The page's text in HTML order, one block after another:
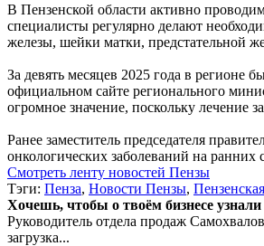
В Пензенской области активно
специалисты регулярно делают
железы, шейки матки, предстательной
За девять месяцев 2025 года в регионе
официальном сайте регионального
огромное значение, поскольку лечение
Ранее заместитель председателя
онкологических заболеваний на ранних
Смотреть ленту новостей Пензы
Тэги: Пенза, Новости Пензы,
Хочешь, чтобы о твоём бизнесе
Руководитель отдела продаж
загрузка...